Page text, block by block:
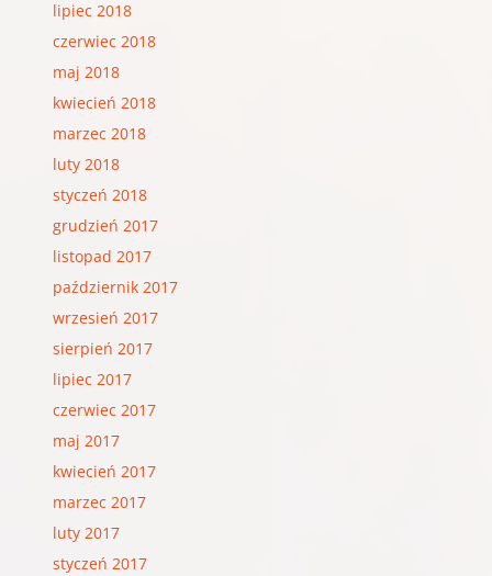
lipiec 2018
czerwiec 2018
maj 2018
kwiecień 2018
marzec 2018
luty 2018
styczeń 2018
grudzień 2017
listopad 2017
październik 2017
wrzesień 2017
sierpień 2017
lipiec 2017
czerwiec 2017
maj 2017
kwiecień 2017
marzec 2017
luty 2017
styczeń 2017